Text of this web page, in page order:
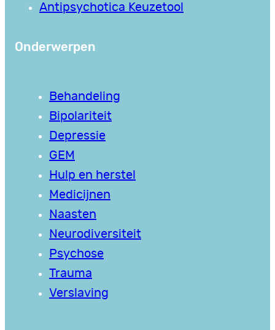
Antipsychotica Keuzetool
Onderwerpen
Behandeling
Bipolariteit
Depressie
GEM
Hulp en herstel
Medicijnen
Naasten
Neurodiversiteit
Psychose
Trauma
Verslaving